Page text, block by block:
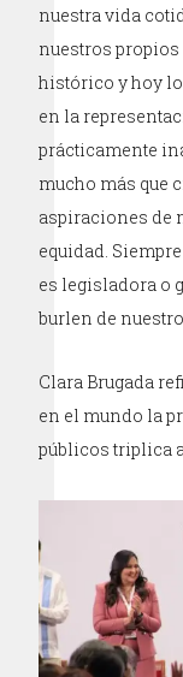
nuestra vida
nuestros propios
histórico y hoy
en la
prácticamente
mucho más que
aspiraciones de
equidad.
es legisladora o
burlen de
Clara Brugada
en el mundo la
públicos triplica